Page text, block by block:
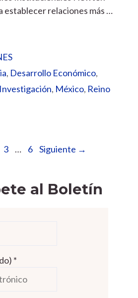
establecer relaciones más …
, Desarrollo Económico,
Investigación, México, Reino
Página
3 … Página
6 Siguiente →
al Boletín
*